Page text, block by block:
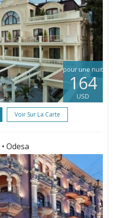
pour une nuit
164
USD
Voir Sur La Carte
• Odesa